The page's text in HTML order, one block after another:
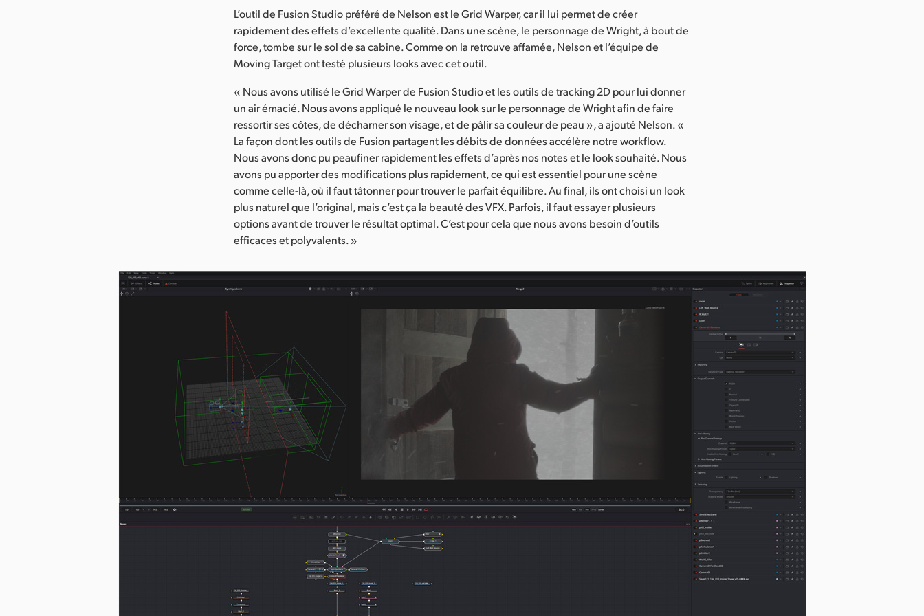
L’outil de Fusion Studio préféré de Nelson est le Grid Warper, car il lui permet de créer
rapidement des effets d’excellente qualité. Dans une scène, le personnage de Wright, à bout de
force, tombe sur le sol de sa cabine. Comme on la retrouve affamée, Nelson et l’équipe de
Moving Target ont testé plusieurs looks avec cet outil.
« Nous avons utilisé le Grid Warper de Fusion Studio et les outils de tracking 2D pour lui donner
un air émacié. Nous avons appliqué le nouveau look sur le personnage de Wright afin de faire
ressortir ses côtes, de décharner son visage, et de pâlir sa couleur de peau », a ajouté Nelson. «
La façon dont les outils de Fusion partagent les débits de données accélère notre workflow.
Nous avons donc pu peaufiner rapidement les effets d’après nos notes et le look souhaité. Nous
avons pu apporter des modifications plus rapidement, ce qui est essentiel pour une scène
comme celle-là, où il faut tâtonner pour trouver le parfait équilibre. Au final, ils ont choisi un look
plus naturel que l’original, mais c’est ça la beauté des VFX. Parfois, il faut essayer plusieurs
options avant de trouver le résultat optimal. C’est pour cela que nous avons besoin d’outils
efficaces et polyvalents. »